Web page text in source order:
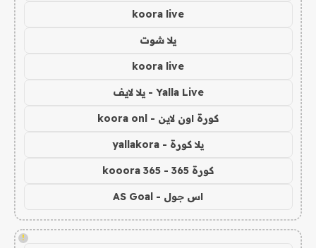
koora live
يلا شوت
koora live
Yalla Live - يلا لايف
كورة اون لاين - koora onl
يلا كورة - yallakora
كورة 365 - kooora 365
اس جول - AS Goal
!